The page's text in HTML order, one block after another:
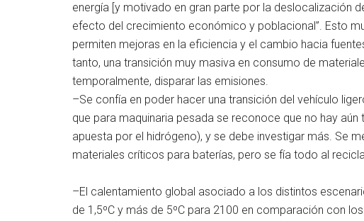
energía [y motivado en gran parte por la deslocalización
efecto del crecimiento económico y poblacional”. Esto
permiten mejoras en la eficiencia y el cambio hacia
tanto, una transición muy masiva en consumo de
temporalmente, disparar las emisiones.
–Se confía en poder hacer una transición del vehículo
que para maquinaria pesada se reconoce que no hay
apuesta por el hidrógeno), y se debe investigar más. Se
materiales críticos para baterías, pero se fía todo al
–El calentamiento global asociado a los distintos
de 1,5ºC y más de 5ºC para 2100 en comparación con